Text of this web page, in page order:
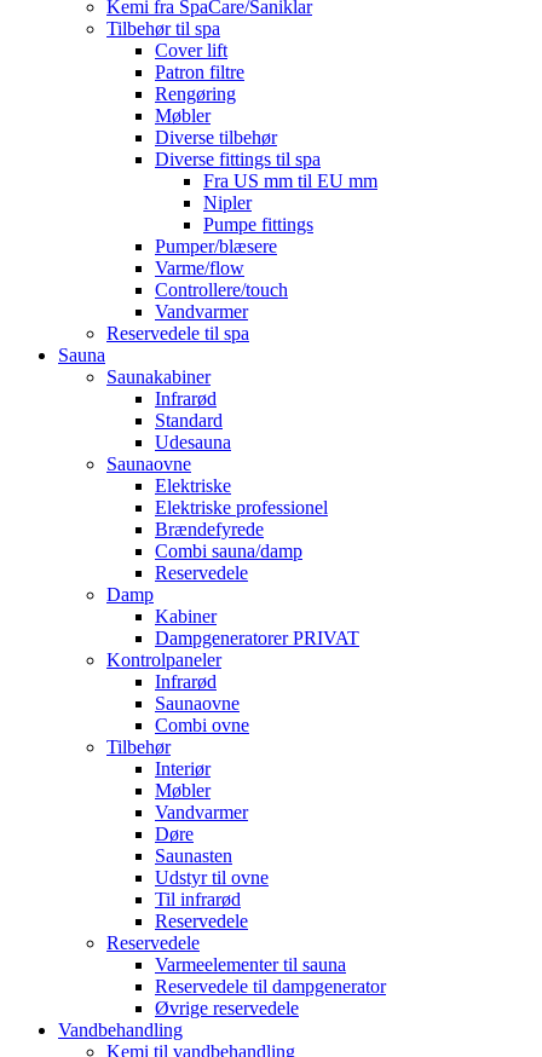
Kemi fra SpaCare/Saniklar
Tilbehør til spa
Cover lift
Patron filtre
Rengøring
Møbler
Diverse tilbehør
Diverse fittings til spa
Fra US mm til EU mm
Nipler
Pumpe fittings
Pumper/blæsere
Varme/flow
Controllere/touch
Vandvarmer
Reservedele til spa
Sauna
Saunakabiner
Infrarød
Standard
Udesauna
Saunaovne
Elektriske
Elektriske professionel
Brændefyrede
Combi sauna/damp
Reservedele
Damp
Kabiner
Dampgeneratorer PRIVAT
Kontrolpaneler
Infrarød
Saunaovne
Combi ovne
Tilbehør
Interiør
Møbler
Vandvarmer
Døre
Saunasten
Udstyr til ovne
Til infrarød
Reservedele
Reservedele
Varmeelementer til sauna
Reservedele til dampgenerator
Øvrige reservedele
Vandbehandling
Kemi til vandbehandling